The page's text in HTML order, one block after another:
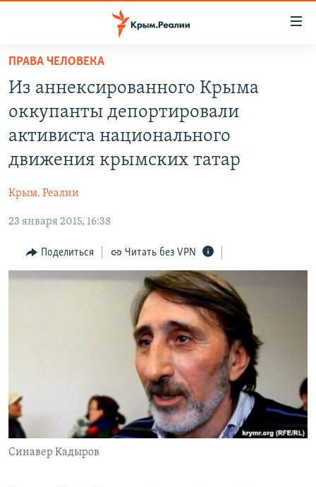
Вернуться
основному
содержанию
Вернутся
главной
Вернутся
ВОДА
ИНФОГРАФИКА
ТЕЛЕПРОЕКТ КРЫМ.РЕАЛИИ
СОВЕТЫ ПРАВОЗАЩИТНИКОВ
УКРАИНСКАЯ ПРОБЛЕМА КРЫМА
РАДІО СВОБОДА
КАК ОБОЙТИ БЛОКИРОВКУ
Все сайты RFE/RL
ПРАВА ЧЕЛОВЕКА
Из аннексированного Крыма
оккупанты депортировали
активиста национального
движения крымских татар
Крым. Реалии
23 января 2015, 16:38
Поделиться Читать без VPN
Синавер Кадыров